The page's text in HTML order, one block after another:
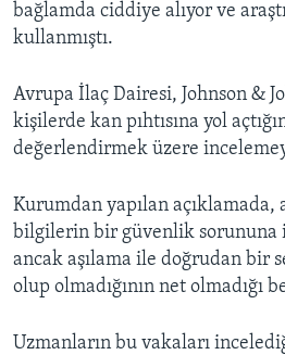
bağlamda ciddiye alıyor ve
kullanmıştı.
Avrupa İlaç Dairesi, Johnson &
kişilerde kan pıhtısına yol
değerlendirmek üzere
Kurumdan yapılan açıklamada,
bilgilerin bir güvenlik sorununa
ancak aşılama ile doğrudan bir
olup olmadığının net olmadığı
Uzmanların bu vakaları